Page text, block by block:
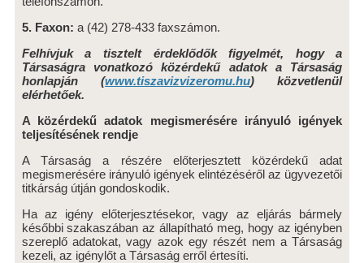
KÖZÉRDEKŰ ADATOK
KÖZADATKERESŐ
INTEGRITÁST SÉRTŐ ESEMÉNYEK BEJELENTÉSE
ELÉRHETŐSÉGEK
KARRIER
5. Faxon: a (42) 278-433 faxszámon.
Felhívjuk a tisztelt érdeklődők figyelmét, hogy a
Társaságra vonatkozó közérdekű adatok a Társaság
honlapján (www.tiszavizvizeromu.hu) közvetlenül
elérhetőek.
A közérdekű adatok megismerésére irányuló igények
teljesítésének rendje
A Társaság a részére előterjesztett közérdekű adat
megismerésére irányuló igények elintézéséről az ügyvezetői
titkárság útján gondoskodik.
Ha az igény előterjesztésekor, vagy az eljárás bármely
későbbi szakaszában az állapítható meg, hogy az igényben
szereplő adatokat, vagy azok egy részét nem a Társaság
kezeli, az igénylőt a Társaság erről értesíti.